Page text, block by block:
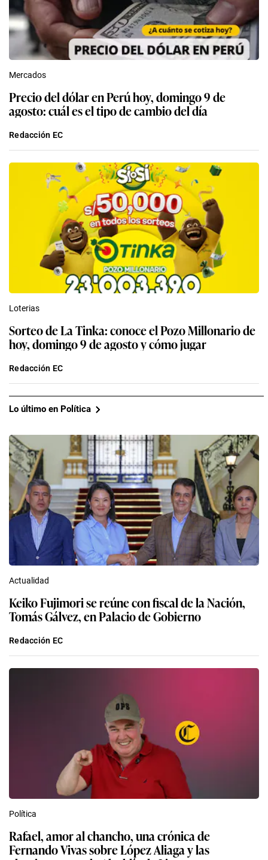
Mercados
Precio del dólar en Perú hoy, domingo 9 de
agosto: cuál es el tipo de cambio del día
Redacción EC
Loterias
Sorteo de La Tinka: conoce el Pozo Millonario de
hoy, domingo 9 de agosto y cómo jugar
Redacción EC
Lo último en Política
Actualidad
Keiko Fujimori se reúne con fiscal de la Nación,
Tomás Gálvez, en Palacio de Gobierno
Redacción EC
Política
Rafael, amor al chancho, una crónica de
Fernando Vivas sobre López Aliaga y las